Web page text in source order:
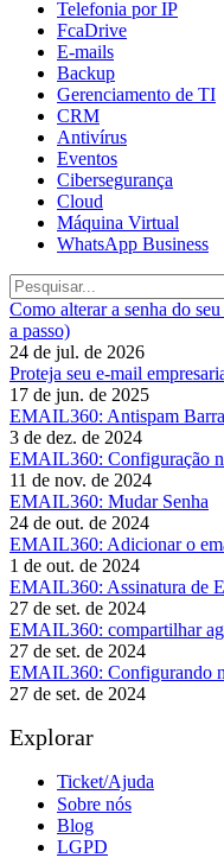
Telefonia por IP
FcaDrive
E-mails
Backup
Gerenciamento de TI
CRM
Antivírus
Eventos
Cibersegurança
Cloud
Máquina Virtual
WhatsApp Business
Como alterar a senha do
a passo)
24 de jul. de 2026
Proteja seu e-mail
17 de jun. de 2025
EMAIL360: Antispam
3 de dez. de 2024
EMAIL360: Configuração
11 de nov. de 2024
EMAIL360: Mudar Senha
24 de out. de 2024
EMAIL360: Adicionar o
1 de out. de 2024
EMAIL360: Assinatura de
27 de set. de 2024
EMAIL360: compartilhar
27 de set. de 2024
EMAIL360: Configurando
27 de set. de 2024
Explorar
Ticket/Ajuda
Sobre nós
Blog
LGPD